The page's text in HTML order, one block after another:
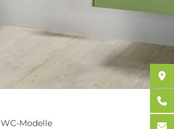
WC-Modelle